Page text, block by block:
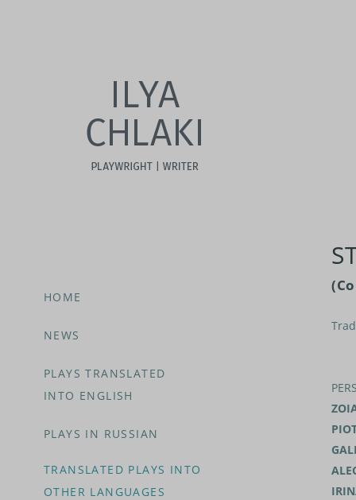
HOME
NEWS
PLAYS TRANSLATED
INTO ENGLISH
PLAYS IN RUSSIAN
TRANSLATED PLAYS INTO
OTHER LANGUAGES